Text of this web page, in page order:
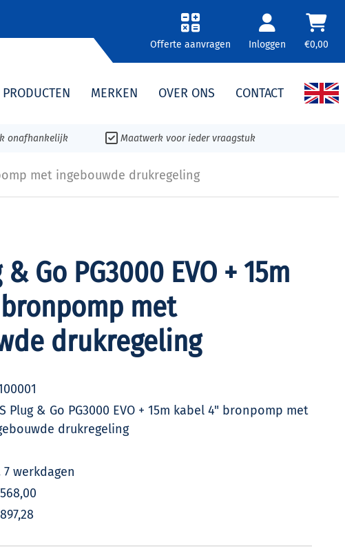
Offerte aanvragen Inloggen €0,00
PRODUCTEN MERKEN OVER ONS CONTACT
onafhankelijk Maatwerk voor ieder vraagstuk
met ingebouwde drukregeling
Go PG3000 EVO + 15m
met
drukregeling
Plug & Go PG3000 EVO + 15m kabel 4" bronpomp met
drukregeling
7 werkdagen